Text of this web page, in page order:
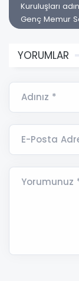
Kuruluşları
Genç Memur
YORUMLAR
Adınız *
E-Posta
Yorumunuz